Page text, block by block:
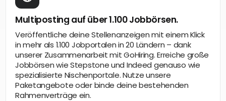
Multiposting auf über 1.100 Jobbörsen.
Veröffentliche deine Stellenanzeigen mit einem Klick
in mehr als 1.100 Jobportalen in 20 Ländern – dank
unserer Zusammenarbeit mit GoHiring. Erreiche große
Jobbörsen wie Stepstone und Indeed genauso wie
spezialisierte Nischenportale. Nutze unsere
Paketangebote oder binde deine bestehenden
Rahmenverträge ein.